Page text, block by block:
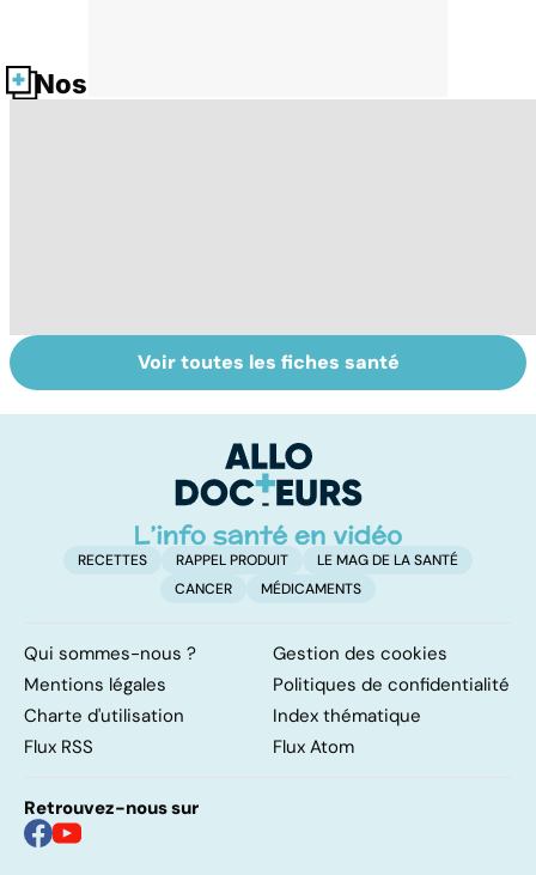
Nos fiches santé
d'ovocytes,
Sexualité,
infertilité et
étroits
Voir toutes les fiches santé
RECETTES RAPPEL PRODUIT
LE MAG DE LA SANTÉ
CANCER
MÉDICAMENTS
Qui sommes-nous ?
Gestion des cookies
Mentions légales
Politiques de confidentialité
Charte d'utilisation
Index thématique
Flux RSS
Flux Atom
Retrouvez-nous sur